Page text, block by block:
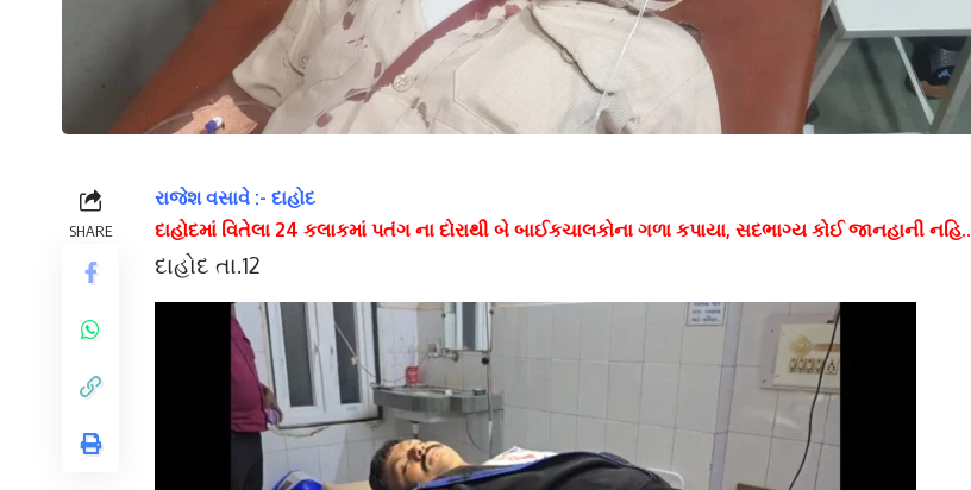
SHARE
રાજેશ વસાવે :- દાહોદ
દાહોદમાં વિતેલા 24 કલાકમાં પતંગ ના દોરાથી બે બાઈકચાલકોના ગળા કપાયા, સદભાગ્ય કોઈ જાનહાની નહિ..
દાહોદ તા.12